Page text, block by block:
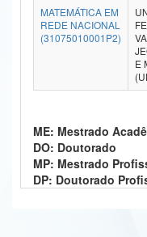
Ministério da Ciência,
Controladoria-Geral da União
Ministério da Mulher, da Família e
MATEMÁTICA EM
REDE NACIONAL
(31075010001P2)
E
ME: Mestrado
DO: Doutorado
MP: Mestrado
DP: Doutorado